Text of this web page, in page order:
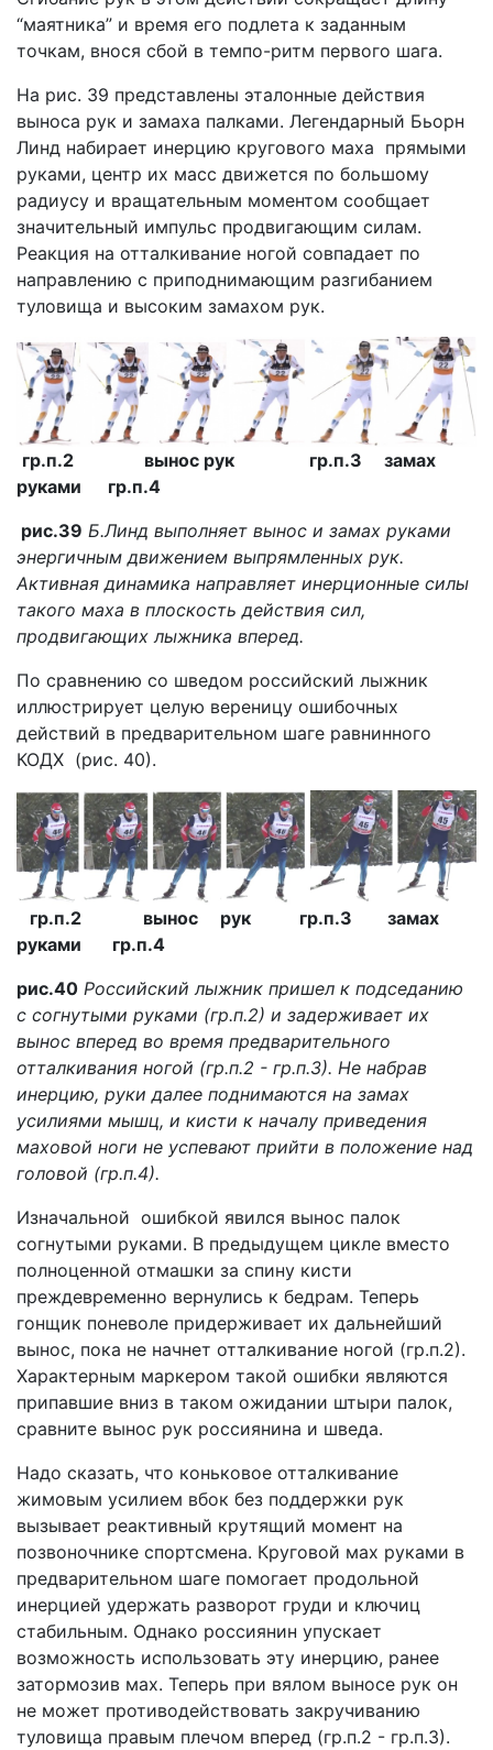
“маятника” и время его подлета к заданным
точкам, внося сбой в темпо-ритм первого шага.
На рис. 39 представлены эталонные действия
выноса рук и замаха палками. Легендарный Бьорн
Линд набирает инерцию кругового маха прямыми
руками, центр их масс движется по большому
радиусу и вращательным моментом сообщает
значительный импульс продвигающим силам.
Реакция на отталкивание ногой совпадает по
направлению с приподнимающим разгибанием
туловища и высоким замахом рук.
гр.п.2 вынос рук гр.п.3 замах
руками гр.п.4
рис.39 Б.Линд выполняет вынос и замах руками
энергичным движением выпрямленных рук.
Активная динамика направляет инерционные силы
такого маха в плоскость действия сил,
продвигающих лыжника вперед.
По сравнению со шведом российский лыжник
иллюстрирует целую вереницу ошибочных
действий в предварительном шаге равнинного
КОДХ (рис. 40).
гр.п.2 вынос рук гр.п.3 замах
руками гр.п.4
рис.40 Российский лыжник пришел к подседанию
с согнутыми руками (гр.п.2) и задерживает их
вынос вперед во время предварительного
отталкивания ногой (гр.п.2 - гр.п.3). Не набрав
инерцию, руки далее поднимаются на замах
усилиями мышц, и кисти к началу приведения
маховой ноги не успевают прийти в положение над
головой (гр.п.4).
Изначальной ошибкой явился вынос палок
согнутыми руками. В предыдущем цикле вместо
полноценной отмашки за спину кисти
преждевременно вернулись к бедрам. Теперь
гонщик поневоле придерживает их дальнейший
вынос, пока не начнет отталкивание ногой (гр.п.2).
Характерным маркером такой ошибки являются
припавшие вниз в таком ожидании штыри палок,
сравните вынос рук россиянина и шведа.
Надо сказать, что коньковое отталкивание
жимовым усилием вбок без поддержки рук
вызывает реактивный крутящий момент на
позвоночнике спортсмена. Круговой мах руками в
предварительном шаге помогает продольной
инерцией удержать разворот груди и ключиц
стабильным. Однако россиянин упускает
возможность использовать эту инерцию, ранее
затормозив мах. Теперь при вялом выносе рук он
не может противодействовать закручиванию
туловища правым плечом вперед (гр.п.2 - гр.п.3).